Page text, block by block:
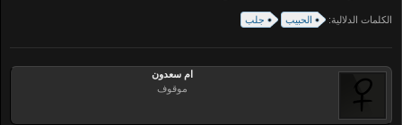
الكلمات الدلالية: الحبيب جلب
ام سعدون
موقوف